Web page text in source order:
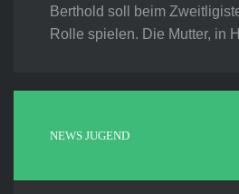
Berthold soll beim
Rolle spielen. Die Mutter, in
NEWS JUGEND